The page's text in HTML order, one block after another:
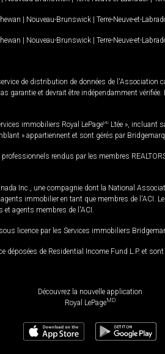
| Nouveau-Brunswick | Terre-Neuve-et-
| Nouveau-Brunswick | Terre-Neuve-et-
de distribution de données de l'Association
et devrait être indépendamment
immobiliers Royal LePageMD Ltée », incluant
» appartiennent et sont gérés par
rendus par les membres
Inc., une compagnie dont la National
immobilier en tant que membres de
agents membres de l'ACI.
licence par les Services immobiliers
déposées de Residential Income Fund L.P. et
Découvrez la nouvelle application
Royal LePageMD